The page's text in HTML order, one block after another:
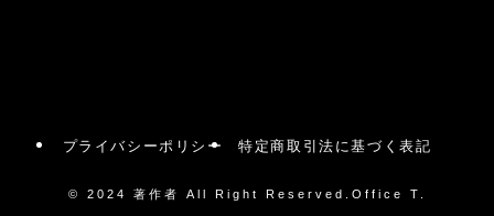
プライバシーポリシー 特定商取引法に基づく表記
© 2024 著作者 All Right Reserved.Office T.